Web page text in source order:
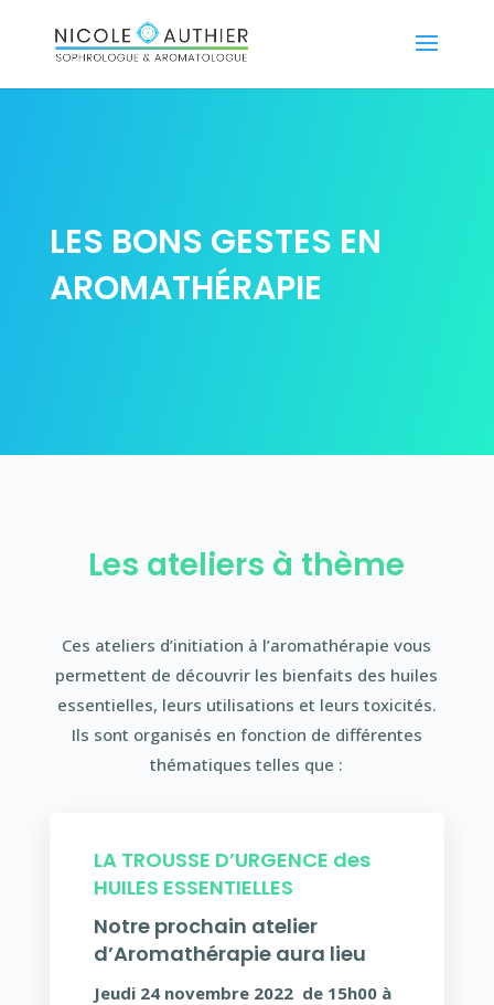
LES BONS GESTES EN
AROMATHÉRAPIE
Les ateliers à thème
Ces ateliers d’initiation à l’aromathérapie vous
permettent de découvrir les bienfaits des huiles
essentielles, leurs utilisations et leurs toxicités.
Ils sont organisés en fonction de différentes
thématiques telles que :
LA TROUSSE D’URGENCE des
HUILES ESSENTIELLES
Notre prochain atelier
d’Aromathérapie aura lieu
Jeudi 24 novembre 2022 de 15h00 à